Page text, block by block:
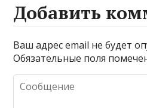
Добавить
Ваш адрес email не будет
Обязательные поля